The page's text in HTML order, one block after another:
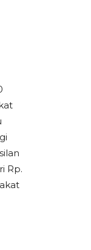
Rp.